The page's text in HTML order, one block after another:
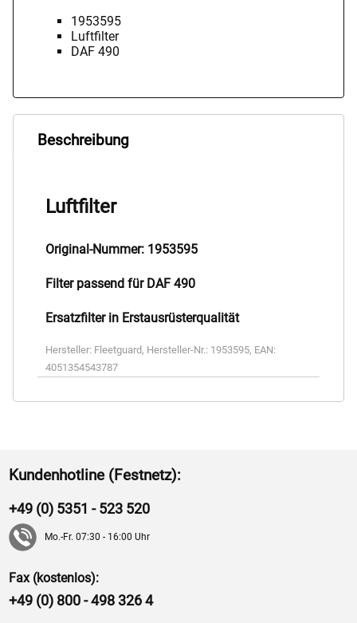
1953595
Luftfilter
DAF 490
Beschreibung
Luftfilter
Original-Nummer: 1953595
Filter passend für DAF 490
Ersatzfilter in Erstausrüsterqualität
Hersteller: Fleetguard , Hersteller-Nr.: 1953595, EAN:
4051354543787
Kundenhotline (Festnetz):
+49 (0) 5351 - 523 520
Mo.-Fr. 07:30 - 16:00 Uhr
Fax (kostenlos):
+49 (0) 800 - 498 326 4